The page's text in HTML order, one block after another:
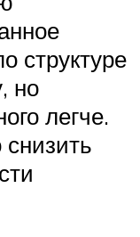
структуре
но
легче.